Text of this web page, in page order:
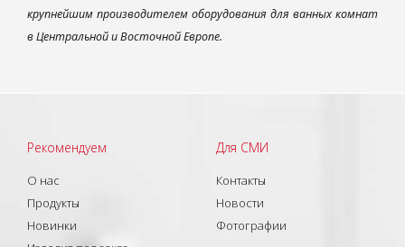
крупнейшим производителем оборудования для ванных комнат
в Центральной и Восточной Европе.
Рекомендуем
О нас
Продукты
Новинки
Для СМИ
Контакты
Новости
Фотографии